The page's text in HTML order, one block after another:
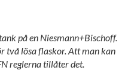
på en Niesmann+Bischoff.
två lösa flaskor. Att man kan
reglerna tillåter det.